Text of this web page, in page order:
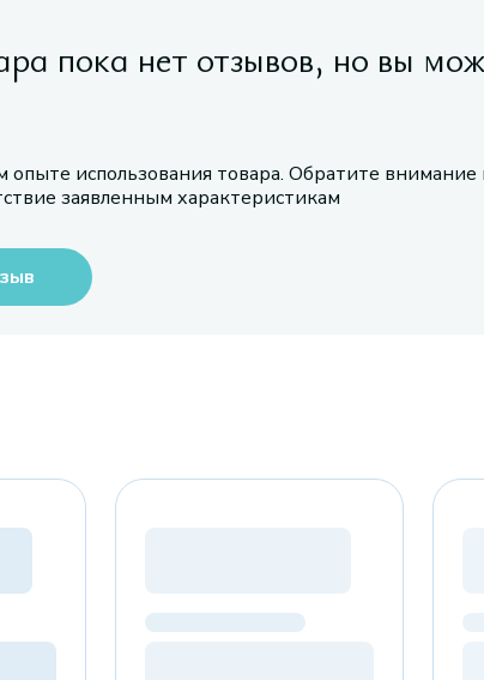
пока нет отзывов, но вы
опыте использования товара. Обратите внимание
заявленным характеристикам